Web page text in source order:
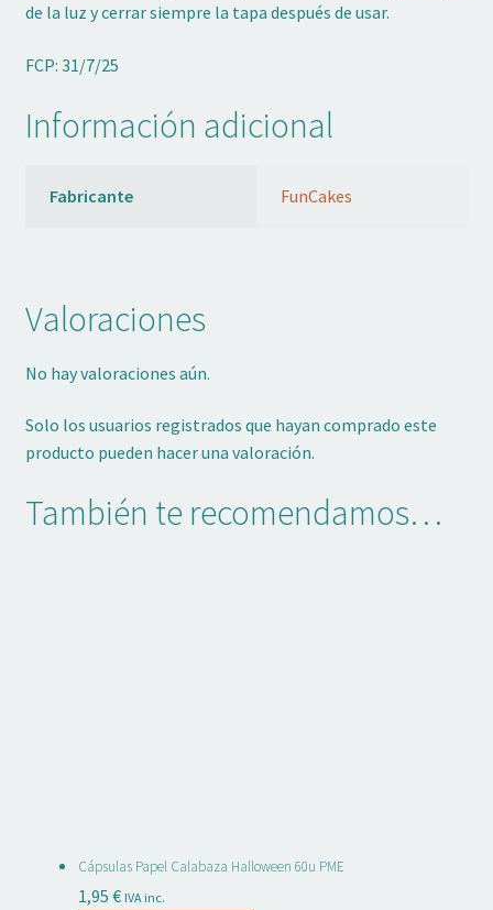
de la luz y cerrar siempre la tapa después de usar.
FCP: 31/7/25
Información adicional
Fabricante FunCakes
Valoraciones
No hay valoraciones aún.
Solo los usuarios registrados que hayan comprado este
producto pueden hacer una valoración.
También te recomendamos…
Cápsulas Papel Calabaza Halloween 60u PME
1,95 € IVA inc.